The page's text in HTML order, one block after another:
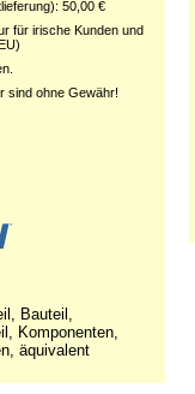
50,00 €
für irische Kunden und
sind ohne Gewähr!
Bauteil,
Komponenten,
äquivalent